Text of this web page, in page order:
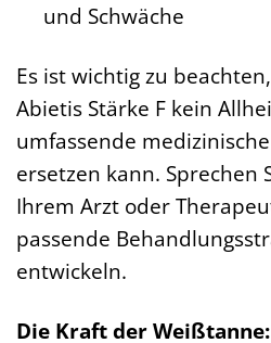
und Schwäche
Es ist wichtig zu
Abietis Stärke F kein
umfassende
ersetzen kann.
Ihrem Arzt oder
passende
entwickeln.
Die Kraft der